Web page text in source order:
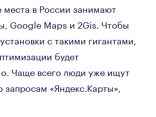
в России занимают
Google Maps и 2Gis. Чтобы
с такими гигантами,
будет
Чаще всего люди уже ищут
запросам «Яндекс.Карты»,